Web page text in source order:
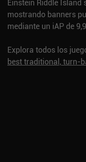
Einstein Riddle Island
mostrando banners
mediante un iAP de
Explora todos los
best traditional, turn-